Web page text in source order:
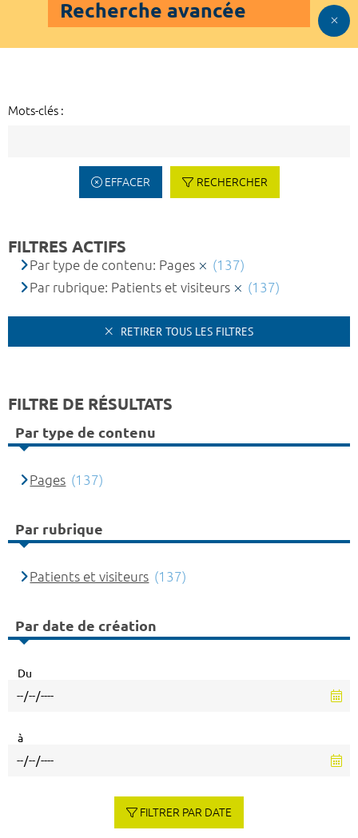
Recherche avancée
Mots-clés :
EFFACER RECHERCHER
FILTRES ACTIFS
Par type de contenu: Pages
(137)
Par rubrique: Patients et visiteurs
(137)
RETIRER TOUS LES FILTRES
FILTRE DE RÉSULTATS
Par type de contenu
Pages (137)
Par rubrique
Patients et visiteurs (137)
Par date de création
Du
à
FILTRER PAR DATE